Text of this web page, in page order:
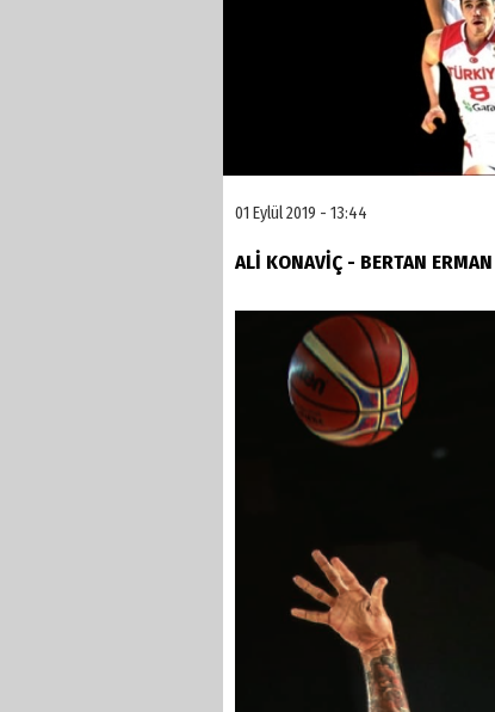
01 Eylül 2019 - 13:44
ALİ KONAVİÇ - BERTAN